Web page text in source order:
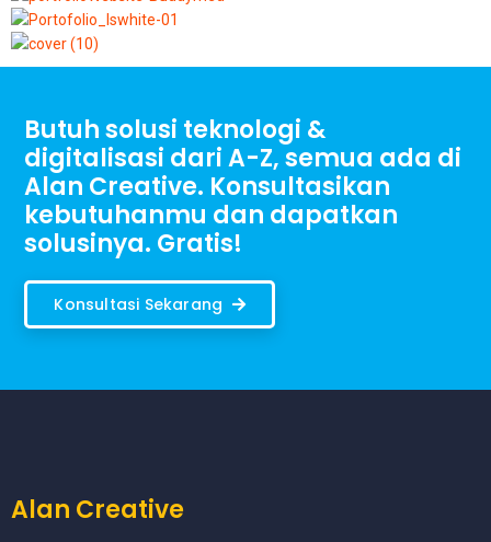
Butuh solusi teknologi &
digitalisasi dari A-Z, semua ada di
Alan Creative. Konsultasikan
kebutuhanmu dan dapatkan
solusinya. Gratis!
Konsultasi Sekarang
Alan Creative